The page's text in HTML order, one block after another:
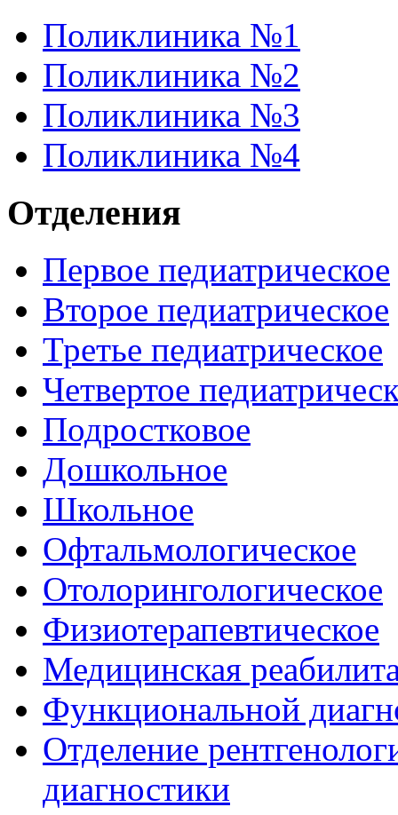
Поликлиника №1
Поликлиника №2
Поликлиника №3
Поликлиника №4
Отделения
Первое педиатрическое
Второе педиатрическое
Третье педиатрическое
Четвертое
Подростковое
Дошкольное
Школьное
Офтальмологическое
Отолорингологическое
Физиотерапевтическое
Медицинская
Функциональной
Отделение
диагностики